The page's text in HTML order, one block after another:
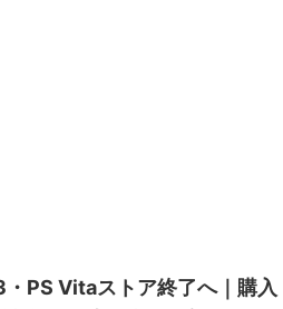
PS Vitaストア終了へ｜購入